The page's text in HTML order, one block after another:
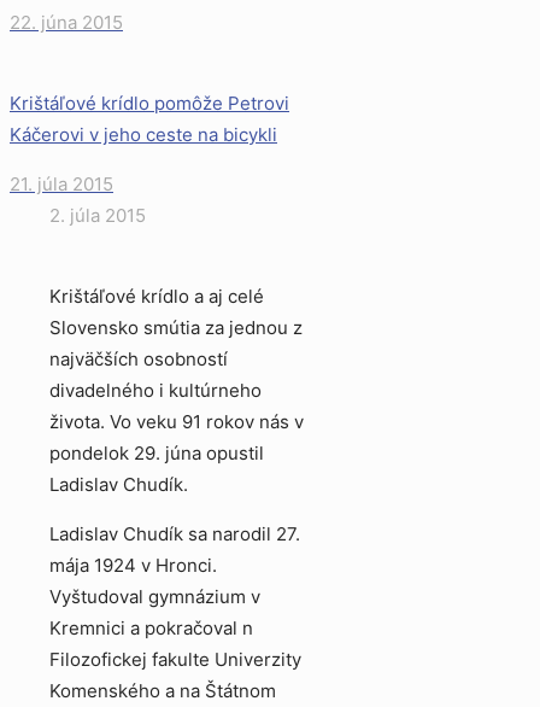
22. júna 2015
Krištáľové krídlo pomôže Petrovi
Káčerovi v jeho ceste na bicykli
21. júla 2015
2. júla 2015
Krištáľové krídlo a aj celé
Slovensko smútia za jednou z
najväčších osobností
divadelného i kultúrneho
života. Vo veku 91 rokov nás v
pondelok 29. júna opustil
Ladislav Chudík.
Ladislav Chudík sa narodil 27.
mája 1924 v Hronci.
Vyštudoval gymnázium v
Kremnici a pokračoval n
Filozofickej fakulte Univerzity
Komenského a na Štátnom